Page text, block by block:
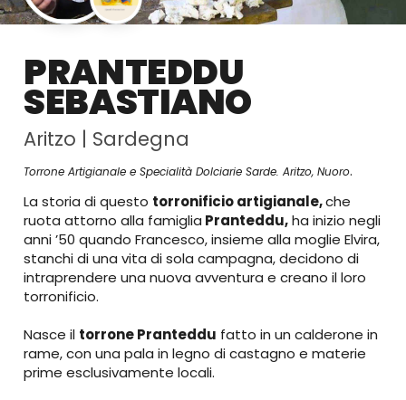
PRANTEDDU
SEBASTIANO
Aritzo | Sardegna
Torrone Artigianale e Specialità Dolciarie Sarde. Aritzo, Nuoro.
La storia di questo torronificio artigianale,che
ruota attorno alla famiglia Pranteddu,ha inizio negli
anni ’50 quando Francesco, insieme alla moglie Elvira,
stanchi di una vita di sola campagna, decidono di
intraprendere una nuova avventura e creano il loro
torronificio.
Nasce il torrone Pranteddu fatto in un calderone in
rame, con una pala in legno di castagno e materie
prime esclusivamente locali.